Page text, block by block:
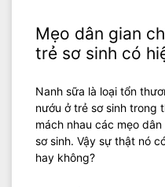
Mẹo dân gian
trẻ sơ sinh có
Nanh sữa là loại tổn
nướu ở trẻ sơ sinh trong
mách nhau các mẹo
sơ sinh. Vậy sự thật nó
hay không?